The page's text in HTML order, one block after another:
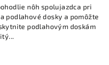
nôh spolujazdca pri
podlahové dosky a pomôžte
podlahovým doskám